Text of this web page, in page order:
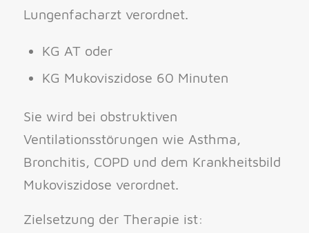
Lungenfacharzt verordnet.
KG AT oder
KG Mukoviszidose 60 Minuten
Sie wird bei obstruktiven
Ventilationsstörungen wie Asthma,
Bronchitis, COPD und dem Krankheitsbild
Mukoviszidose verordnet.
Zielsetzung der Therapie ist: